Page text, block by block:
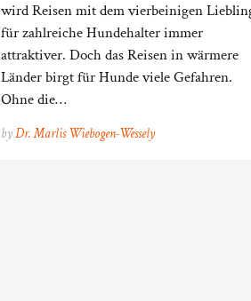
wird Reisen mit dem vierbeinigen
für zahlreiche Hundehalter immer
attraktiver. Doch das Reisen in wärmere
Länder birgt für Hunde viele Gefahren.
Ohne die…
byDr. Marlis Wiebogen-Wessely